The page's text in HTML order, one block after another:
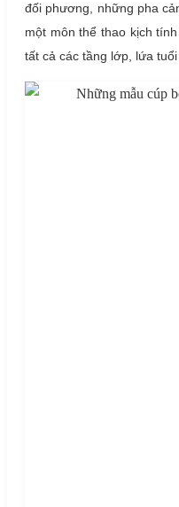
đối phương, những pha
một môn thể thao kịch
tất cả các tầng lớp, lứa tuổi